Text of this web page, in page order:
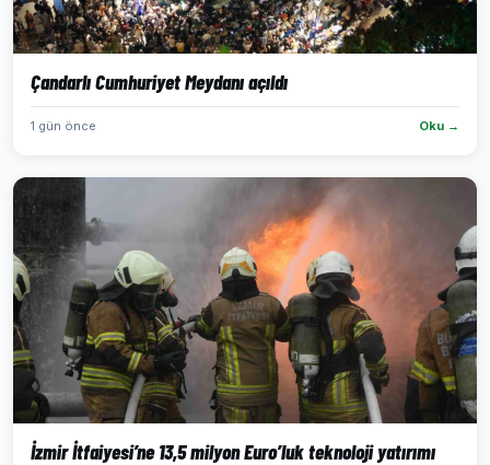
Çandarlı Cumhuriyet Meydanı açıldı
1 gün önce Oku →
İzmir İtfaiyesi’ne 13,5 milyon Euro’luk teknoloji yatırımı